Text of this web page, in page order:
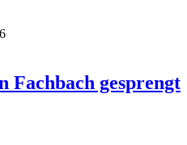
Fachbach gesprengt